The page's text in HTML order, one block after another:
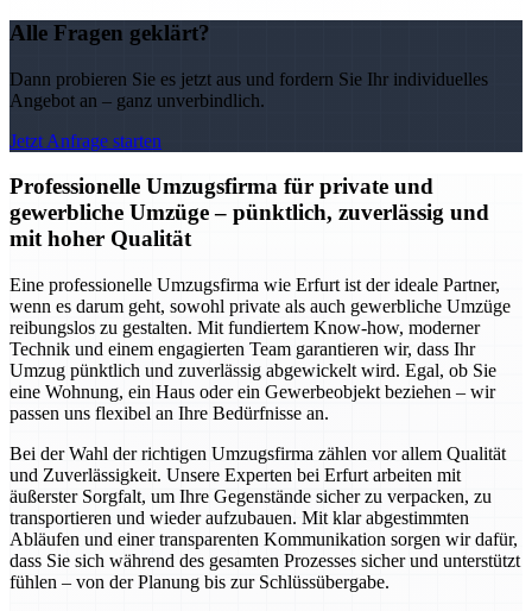
Alle Fragen geklärt?
Dann probieren Sie es jetzt aus und fordern Sie Ihr individuelles
Angebot an – ganz unverbindlich.
Jetzt Anfrage starten
Professionelle Umzugsfirma für private und
gewerbliche Umzüge – pünktlich, zuverlässig und
mit hoher Qualität
Eine professionelle Umzugsfirma wie Erfurt ist der ideale Partner,
wenn es darum geht, sowohl private als auch gewerbliche Umzüge
reibungslos zu gestalten. Mit fundiertem Know-how, moderner
Technik und einem engagierten Team garantieren wir, dass Ihr
Umzug pünktlich und zuverlässig abgewickelt wird. Egal, ob Sie
eine Wohnung, ein Haus oder ein Gewerbeobjekt beziehen – wir
passen uns flexibel an Ihre Bedürfnisse an.
Bei der Wahl der richtigen Umzugsfirma zählen vor allem Qualität
und Zuverlässigkeit. Unsere Experten bei Erfurt arbeiten mit
äußerster Sorgfalt, um Ihre Gegenstände sicher zu verpacken, zu
transportieren und wieder aufzubauen. Mit klar abgestimmten
Abläufen und einer transparenten Kommunikation sorgen wir dafür,
dass Sie sich während des gesamten Prozesses sicher und unterstützt
fühlen – von der Planung bis zur Schlüssübergabe.